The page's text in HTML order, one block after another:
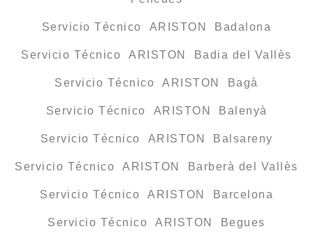
Servicio Técnico ARISTON Badalona
Servicio Técnico ARISTON Badia del Vallès
Servicio Técnico ARISTON Bagà
Servicio Técnico ARISTON Balenyà
Servicio Técnico ARISTON Balsareny
Servicio Técnico ARISTON Barberà del Vallès
Servicio Técnico ARISTON Barcelona
Servicio Técnico ARISTON Begues